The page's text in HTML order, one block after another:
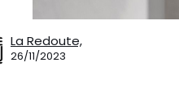
La Redoute,
26/11/2023